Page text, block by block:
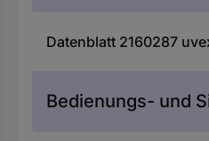
Datenblatt 2160287
Bedienungs- und